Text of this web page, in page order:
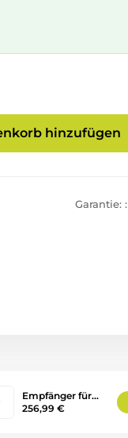
hinzufügen
Garantie: :
Empfänger für…
256,99 €